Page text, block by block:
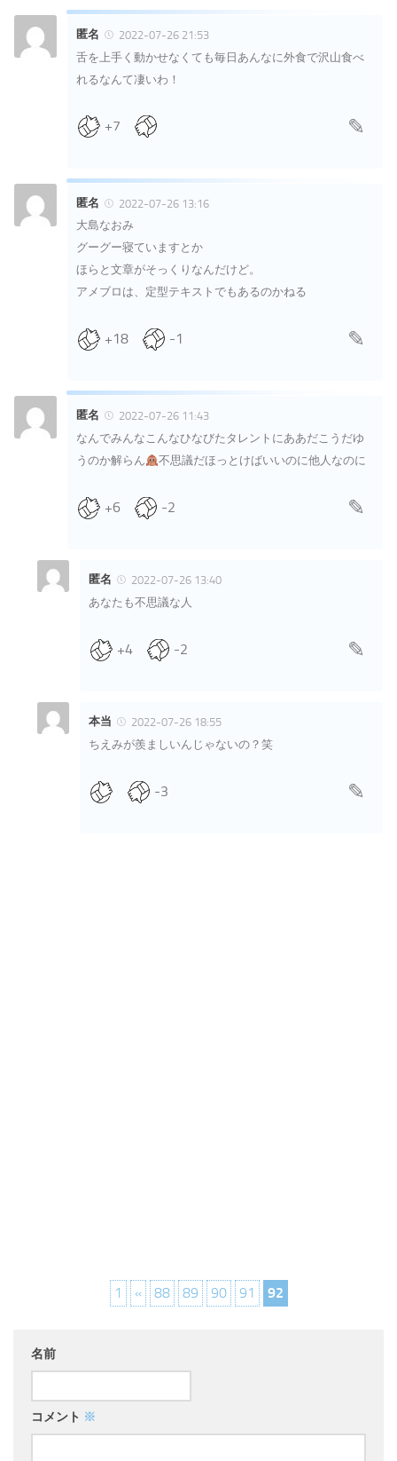
匿名
2022-07-26 21:53
舌を上手く動かせなくても毎日あんなに外食で沢山食べ
れるなんて凄いわ！
+7
匿名
2022-07-26 13:16
大島なおみ
グーグー寝ていますとか
ほらと文章がそっくりなんだけど。
アメブロは、定型テキストでもあるのかねる
+18 -1
匿名
2022-07-26 11:43
なんでみんなこんなひなびたタレントにああだこうだゆ
うのか解らん
不思議だほっとけばいいのに他人なのに
+6 -2
匿名
2022-07-26 13:40
あなたも不思議な人
+4 -2
本当
2022-07-26 18:55
ちえみが羨ましいんじゃないの？笑
-3
1 « 88 89 90 91 92
名前
コメント ※